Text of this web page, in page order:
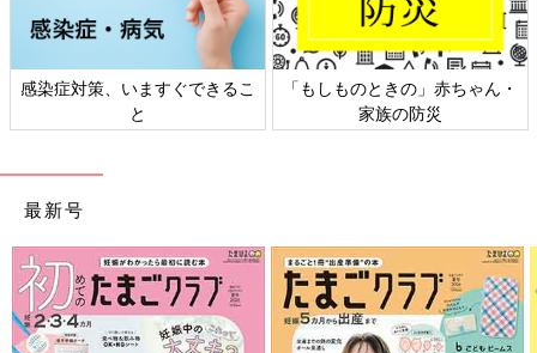
感染症対策、いますぐできるこ
と
「もしものときの」赤ちゃん・
家族の防災
最新号